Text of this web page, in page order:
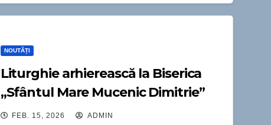
NOUTĂȚI
Liturghie arhierească la Biserica
„Sfântul Mare Mucenic Dimitrie”
din Soroca.
FEB. 15, 2026 ADMIN